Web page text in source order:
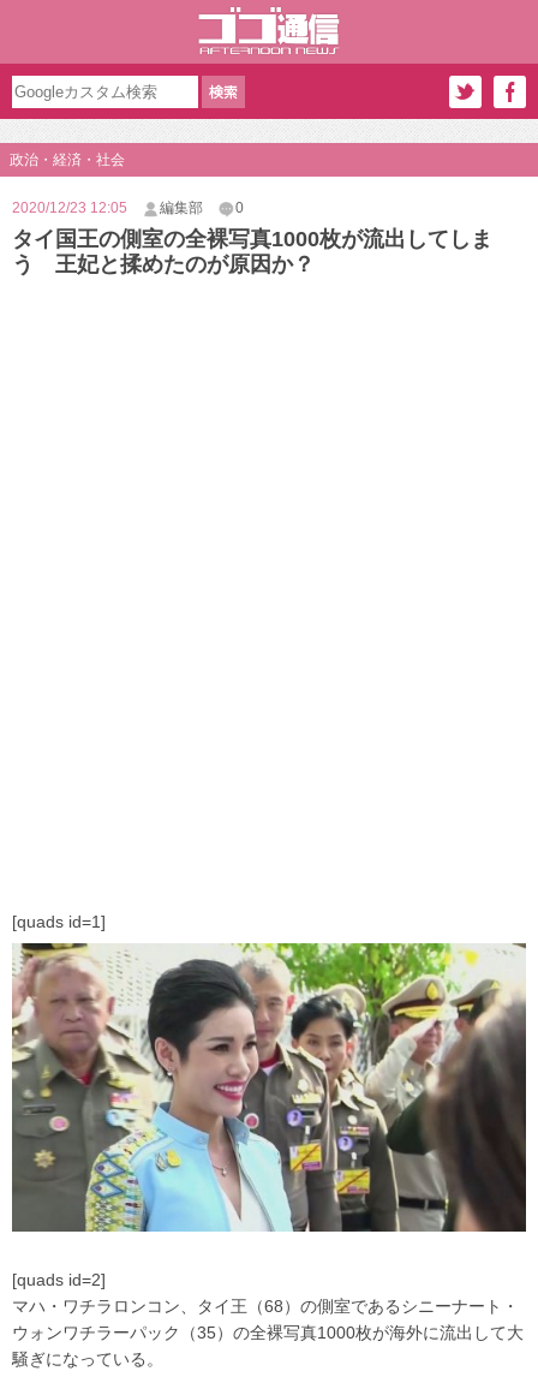
政治・経済・社会
2020/12/23 12:05 編集部 0
タイ国王の側室の全裸写真1000枚が流出してしま
う 王妃と揉めたのが原因か？
[quads id=1]
[quads id=2]
マハ・ワチラロンコン、タイ王（68）の側室であるシニーナート・
ウォンワチラーパック（35）の全裸写真1000枚が海外に流出して大
騒ぎになっている。